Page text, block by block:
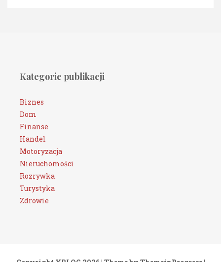
Kategorie publikacji
Biznes
Dom
Finanse
Handel
Motoryzacja
Nieruchomości
Rozrywka
Turystyka
Zdrowie